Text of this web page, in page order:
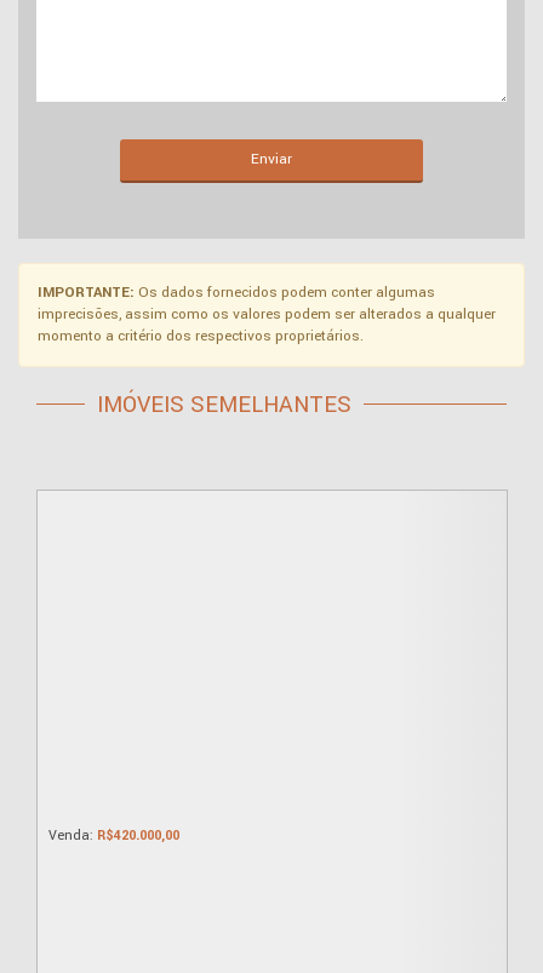
Enviar
IMPORTANTE: Os dados fornecidos podem conter algumas
imprecisões, assim como os valores podem ser alterados a qualquer
momento a critério dos respectivos proprietários.
IMÓVEIS SEMELHANTES
R$420.000,00